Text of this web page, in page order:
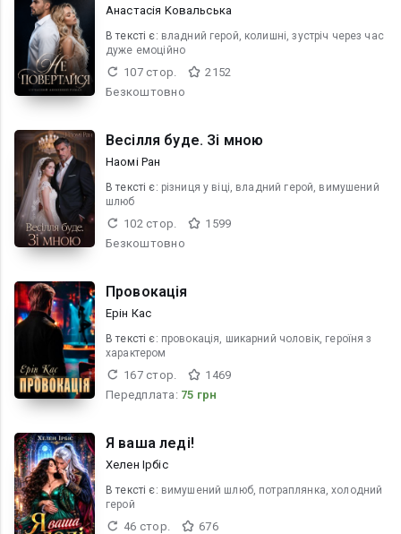
Анастасія Kовальська
В текcті є: владний герой, колишні, зустріч через час
дуже емоційно
107 стор.
2152
Безкоштовно
Весілля буде. Зі мною
Наомі Ран
В текcті є: різниця у віці, владний герой, вимушений
шлюб
102 стор.
1599
Безкоштовно
Провокація
Ерін Кас
В текcті є: провокація, шикарний чоловік, героїня з
характером
167 стор.
1469
Передплата: 75 грн
Я ваша леді!
Хелен Ірбіс
В текcті є: вимушений шлюб, потраплянка, холодний
герой
46 стор.
676